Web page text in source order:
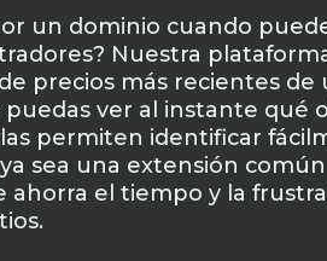
un dominio cuando
Nuestra
precios más recientes
ver al instante qué
permiten identificar
sea una extensión
ahorra el tiempo y la